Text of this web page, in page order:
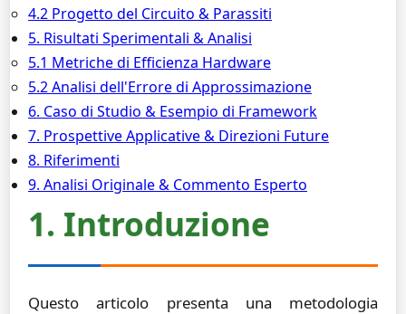
4.2 Progetto del Circuito & Parassiti
5. Risultati Sperimentali & Analisi
5.1 Metriche di Efficienza Hardware
5.2 Analisi dell'Errore di Approssimazione
6. Caso di Studio & Esempio di Framework
7. Prospettive Applicative & Direzioni Future
8. Riferimenti
9. Analisi Originale & Commento Esperto
1. Introduzione
Questo articolo presenta una metodologia